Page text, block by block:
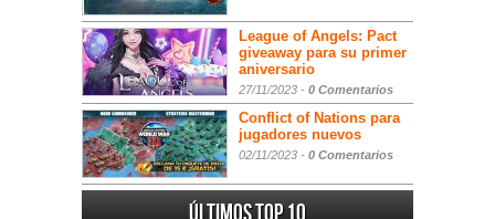
League of Angels: Pact
giveaway para su primer
aniversario
27/11/2023 - 0 Comentarios
Conflict of Nations para
jugadores nuevos
02/11/2023 - 0 Comentarios